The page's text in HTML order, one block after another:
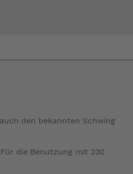
den bekannten Schwing
die Benutzung mit 230